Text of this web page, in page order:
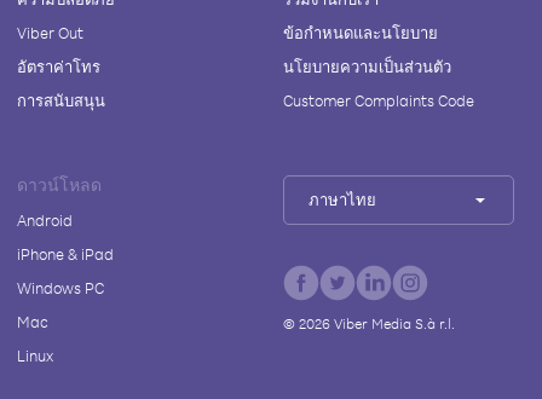
Viber Out
อัตราค่าโทร
การสนับสนุน
ข้อกำหนดและนโยบาย
นโยบายความเป็นส่วนตัว
Customer Complaints Code
ดาวน์โหลด
Android
iPhone & iPad
Windows PC
Mac
Linux
ภาษาไทย
© 2026Viber Media S.à r.l.